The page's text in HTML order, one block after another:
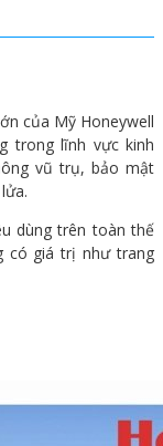
của Mỹ Honeywell
trong lĩnh vực kinh
vũ trụ, bảo mật
dùng trên toàn thế
có giá trị như trang